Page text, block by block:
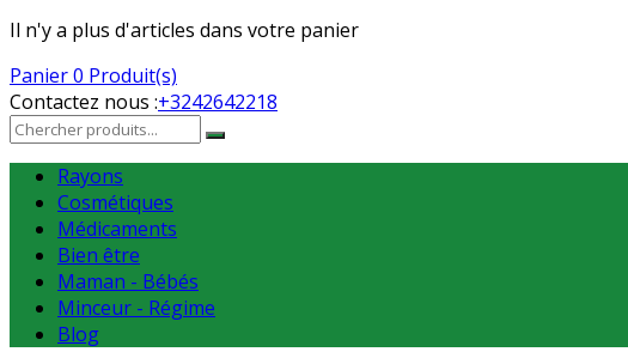
Il n'y a plus d'articles dans votre panier
Panier0 Produit(s)
Contactez nous :+3242642218
Rayons
Cosmétiques
Médicaments
Bien être
Maman - Bébés
Minceur - Régime
Blog